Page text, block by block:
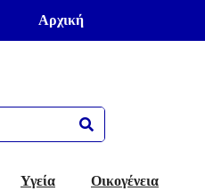
Αρχική
Υγεία Οικογένεια